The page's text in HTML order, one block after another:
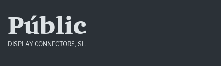
Públic
DISPLAY CONNECTORS, SL.